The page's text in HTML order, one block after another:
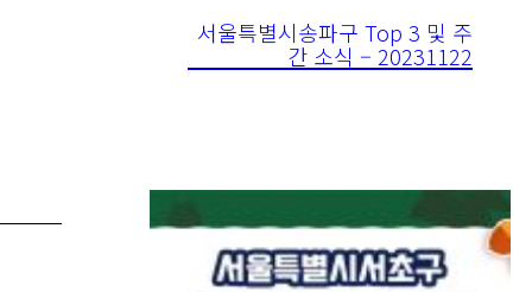
서울특별시송파구 Top 3 및 주
간 소식 – 20231122